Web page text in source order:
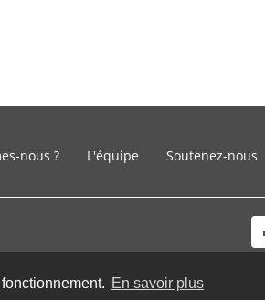
En savoir plus
nous ? L'équipe Soutenez-nous